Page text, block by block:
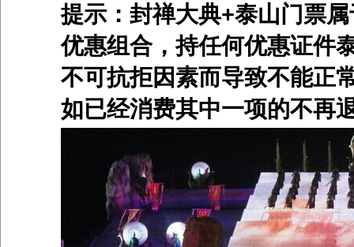
提示：封禅大典+泰山门票
优惠组合，持任何优惠证件
不可抗拒因素而导致不能正
如已经消费其中一项的不再